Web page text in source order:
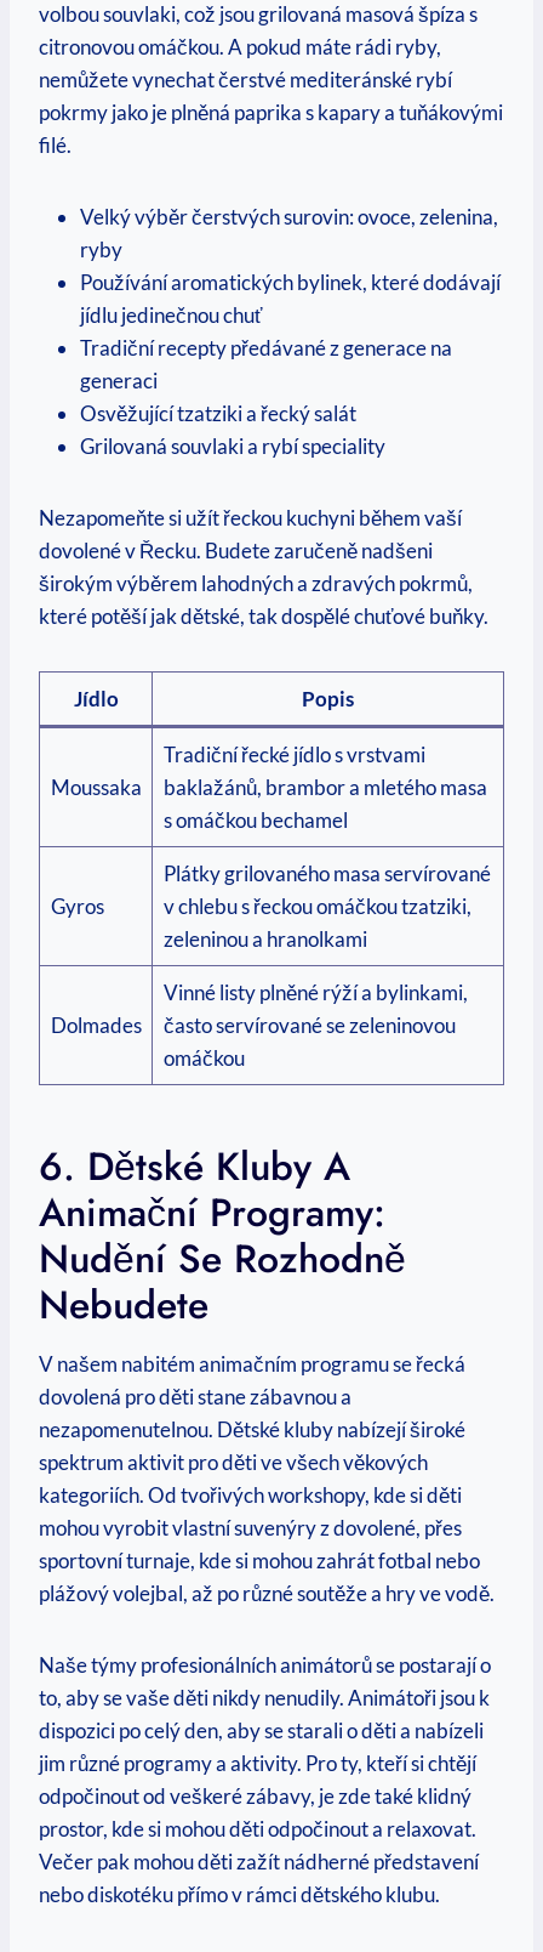
volbou souvlaki, což jsou grilovaná masová⁤ špíza s
citronovou omáčkou. A pokud máte rádi ryby,
nemůžete vynechat čerstvé mediteránské rybí
pokrmy jako je plněná paprika s kapary a tuňákovými
filé.
Velký výběr ⁢čerstvých surovin:​ ovoce, zelenina,
ryby
Používání aromatických⁢ bylinek, ‍které dodávají
jídlu jedinečnou chuť
Tradiční⁣ recepty předávané z ‍generace ⁢na
generaci
Osvěžující tzatziki a řecký salát
Grilovaná souvlaki a rybí speciality
Nezapomeňte si‍ užít řeckou kuchyni během vaší‌
dovolené v Řecku.​ Budete zaručeně nadšeni
širokým výběrem lahodných a zdravých pokrmů,
které potěší ‌jak dětské, tak dospělé chuťové buňky.
Jídlo Popis
Moussaka
Tradiční řecké‌ jídlo s vrstvami
baklažánů, brambor a mletého masa
s omáčkou bechamel
Gyros
Plátky grilovaného masa servírované⁢
v⁢ chlebu s ⁢řeckou omáčkou tzatziki,
zeleninou ​a hranolkami
Dolmades
Vinné listy plněné rýží a bylinkami,‍
často‍ servírované se zeleninovou​
omáčkou
6. Dětské‌ Kluby ​a
Animační Programy:
Nudění Se Rozhodně
Nebudete
V našem ‌nabitém ⁣animačním programu se řecká
dovolená pro děti stane zábavnou a
nezapomenutelnou. Dětské kluby nabízejí široké
spektrum aktivit pro děti ve všech věkových
kategoriích. Od tvořivých workshopy, kde si děti
mohou vyrobit vlastní suvenýry z dovolené, přes
sportovní ‌turnaje, kde si mohou zahrát fotbal nebo‍
plážový​ volejbal, až po ⁤různé soutěže a hry ve vodě.
Naše ⁢týmy profesionálních ‌animátorů se postarají⁣ o
to, ⁣aby se ​vaše děti nikdy‌ nenudily. Animátoři jsou k
⁢dispozici po celý den, aby se starali ⁣o děti ‌a nabízeli
jim různé programy ‍a aktivity. Pro ty, kteří si chtějí
odpočinout od veškeré zábavy, je⁢ zde​ také klidný
prostor, kde si mohou děti odpočinout a‌ relaxovat. ​
Večer pak mohou děti zažít nádherné představení
‍nebo diskotéku přímo v rámci‌ dětského klubu.